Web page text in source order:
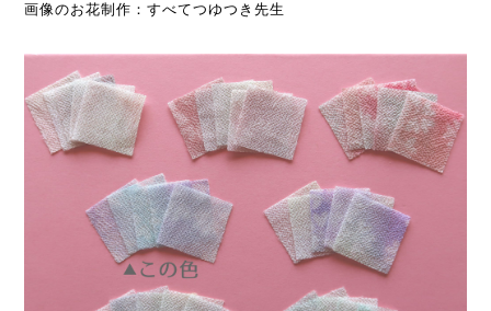
画像のお花制作：すべてつゆつき先生